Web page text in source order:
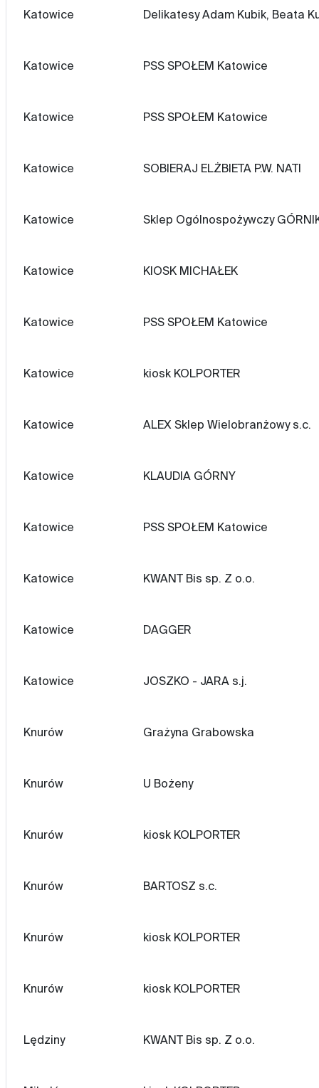
Katowice Delikatesy Adam Kubik, Beata
Katowice PSS SPOŁEM Katowice
Katowice PSS SPOŁEM Katowice
Katowice SOBIERAJ ELŻBIETA P.W. NATI
Katowice Sklep Ogólnospożywczy
Katowice KIOSK MICHAŁEK
Katowice PSS SPOŁEM Katowice
Katowice kiosk KOLPORTER
Katowice ALEX Sklep Wielobranżowy s.c.
Katowice KLAUDIA GÓRNY
Katowice PSS SPOŁEM Katowice
Katowice KWANT Bis sp. Z o.o.
Katowice DAGGER
Katowice JOSZKO - JARA s.j.
Knurów Grażyna Grabowska
Knurów U Bożeny
Knurów kiosk KOLPORTER
Knurów BARTOSZ s.c.
Knurów kiosk KOLPORTER
Knurów kiosk KOLPORTER
Lędziny KWANT Bis sp. Z o.o.